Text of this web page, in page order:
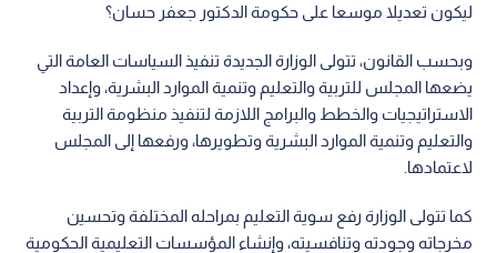
ليكون تعديلا موسعا على حكومة الدكتور جعفر حسان؟
وبحسب القانون، تتولى الوزارة الجديدة تنفيذ السياسات العامة التي
يضعها المجلس للتربية والتعليم وتنمية الموارد البشرية، وإعداد
الاستراتيجيات والخطط والبرامج اللازمة لتنفيذ منظومة التربية
والتعليم وتنمية الموارد البشرية وتطويرها، ورفعها إلى المجلس
لاعتمادها.
كما تتولى الوزارة رفع سوية التعليم بمراحله المختلفة وتحسين
مخرجاته وجودته وتنافسيته، وإنشاء المؤسسات التعليمية الحكومية